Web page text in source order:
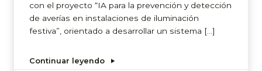
con el proyecto “IA para la prevención y detección
de averías en instalaciones de iluminación
festiva”, orientado a desarrollar un sistema […]
Continuar leyendo